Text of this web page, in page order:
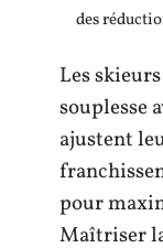
des
Les
souplesse
ajustent
pour
Maîtriser